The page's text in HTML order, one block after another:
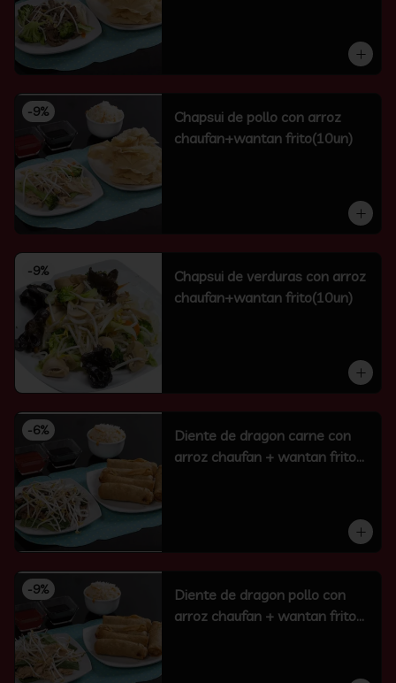
-9%
Chapsui de pollo con arroz
chaufan+wantan frito(10un)
-9%
Chapsui de verduras con arroz
chaufan+wantan frito(10un)
-6%
Diente de dragon carne con
arroz chaufan + wantan frito
-9%
Diente de dragon pollo con
arroz chaufan + wantan frito